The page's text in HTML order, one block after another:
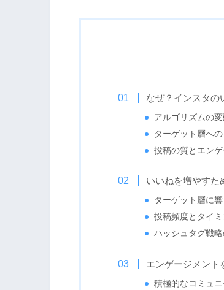
なぜ？インスタの
アルゴリズムの
ターゲット層へ
投稿の質とエン
いいねを増やすた
ターゲット層に
投稿頻度とタイ
ハッシュタグ戦
エンゲージメント
積極的なコミュ